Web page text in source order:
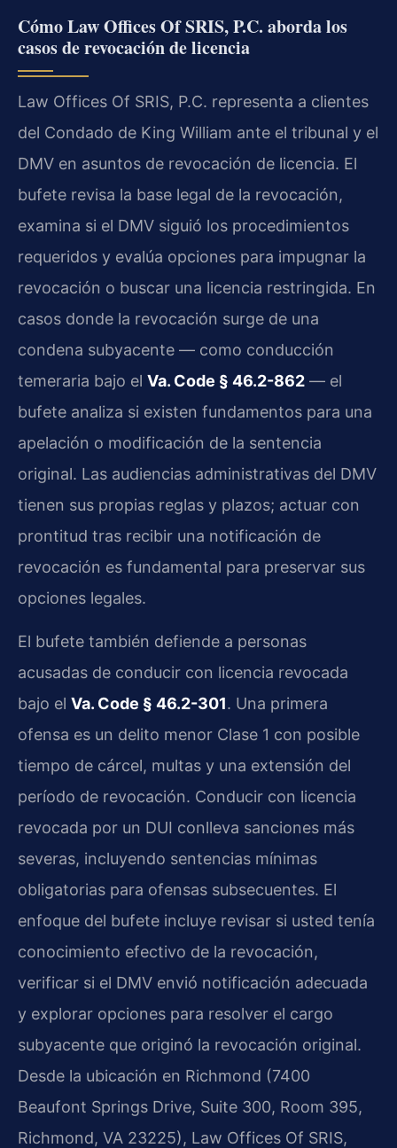
Cómo Law Offices Of SRIS, P.C. aborda los
casos de revocación de licencia
Law Offices Of SRIS, P.C. representa a clientes
del Condado de King William ante el tribunal y el
DMV en asuntos de revocación de licencia. El
bufete revisa la base legal de la revocación,
examina si el DMV siguió los procedimientos
requeridos y evalúa opciones para impugnar la
revocación o buscar una licencia restringida. En
casos donde la revocación surge de una
condena subyacente — como conducción
temeraria bajo el Va. Code § 46.2-862 — el
bufete analiza si existen fundamentos para una
apelación o modificación de la sentencia
original. Las audiencias administrativas del DMV
tienen sus propias reglas y plazos; actuar con
prontitud tras recibir una notificación de
revocación es fundamental para preservar sus
opciones legales.
El bufete también defiende a personas
acusadas de conducir con licencia revocada
bajo el Va. Code § 46.2-301. Una primera
ofensa es un delito menor Clase 1 con posible
tiempo de cárcel, multas y una extensión del
período de revocación. Conducir con licencia
revocada por un DUI conlleva sanciones más
severas, incluyendo sentencias mínimas
obligatorias para ofensas subsecuentes. El
enfoque del bufete incluye revisar si usted tenía
conocimiento efectivo de la revocación,
verificar si el DMV envió notificación adecuada
y explorar opciones para resolver el cargo
subyacente que originó la revocación original.
Desde la ubicación en Richmond (7400
Beaufont Springs Drive, Suite 300, Room 395,
Richmond, VA 23225), Law Offices Of SRIS,